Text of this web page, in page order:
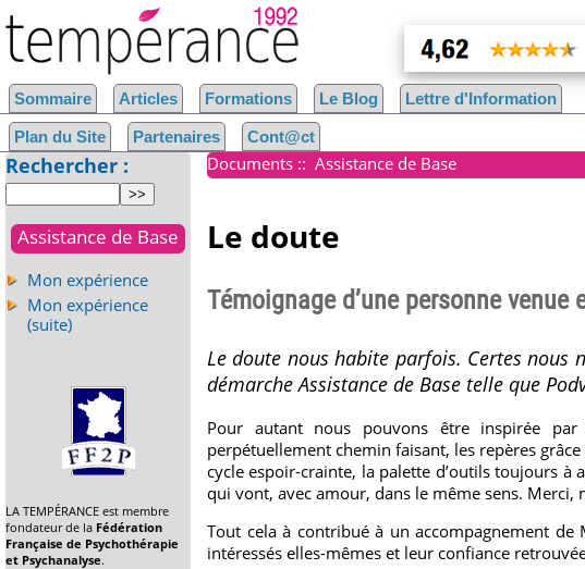
Documents :: Assistance de Base
Le doute
Témoignage d’une personne
Le doute nous habite parfois. Certes nous
démarche Assistance de Base telle que
Pour autant nous pouvons être inspirée
perpétuellement chemin faisant, les repères
cycle espoir-crainte, la palette d’outils toujours à
qui vont, avec amour, dans le même sens. Merci,
Tout cela à contribué à un accompagnement
intéressés elles-mêmes et leur confiance
Sommaire Articles Formations Le Blog Lettre d'Information
Plan du Site Partenaires Cont@ct
Rechercher :
Assistance de Base
Mon expérience
Mon expérience
(suite)
LA TEMPÉRANCE est membre
fondateur de la Fédération
Française de Psychothérapie
et Psychanalyse.